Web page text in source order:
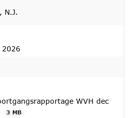
N.J.
2026
WVH dec
3 MB